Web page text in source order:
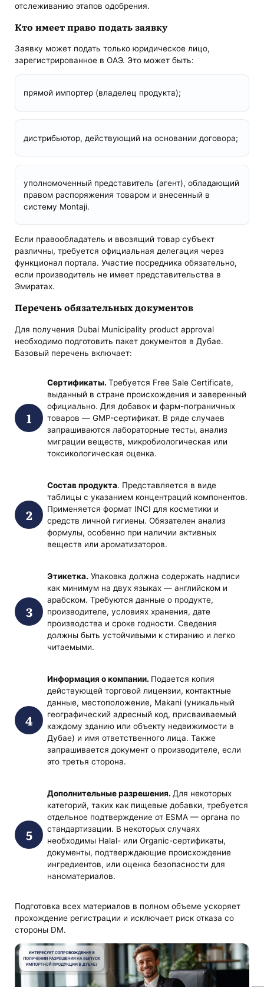
отслеживанию этапов одобрения.
Кто имеет право подать заявку
Заявку может подать только юридическое лицо,
зарегистрированное в ОАЭ. Это может быть:
прямой импортер (владелец продукта);
дистрибьютор, действующий на основании договора;
уполномоченный представитель (агент), обладающий
правом распоряжения товаром и внесенный в
систему Montaji.
Если правообладатель и ввозящий товар субъект
различны, требуется официальная делегация через
функционал портала. Участие посредника обязательно,
если производитель не имеет представительства в
Эмиратах.
Перечень обязательных документов
Для получения Dubai Municipality product approval
необходимо подготовить пакет документов в Дубае.
Базовый перечень включает:
Сертификаты. Требуется Free Sale Certificate,
выданный в стране происхождения и заверенный
официально. Для добавок и фарм-пограничных
товаров — GMP-сертификат. В ряде случаев
запрашиваются лабораторные тесты, анализ
миграции веществ, микробиологическая или
токсикологическая оценка.
Состав продукта. Представляется в виде
таблицы с указанием концентраций компонентов.
Применяется формат INCI для косметики и
средств личной гигиены. Обязателен анализ
формулы, особенно при наличии активных
веществ или ароматизаторов.
Этикетка. Упаковка должна содержать надписи
как минимум на двух языках — английском и
арабском. Требуются данные о продукте,
производителе, условиях хранения, дате
производства и сроке годности. Сведения
должны быть устойчивыми к стиранию и легко
читаемыми.
Информация о компании. Подается копия
действующей торговой лицензии, контактные
данные, местоположение, Makani (уникальный
географический адресный код, присваиваемый
каждому зданию или объекту недвижимости в
Дубае) и имя ответственного лица. Также
запрашивается документ о производителе, если
это третья сторона.
Дополнительные разрешения. Для некоторых
категорий, таких как пищевые добавки, требуется
отдельное подтверждение от ESMA — органа по
стандартизации. В некоторых случаях
необходимы Halal- или Organic-сертификаты,
документы, подтверждающие происхождение
ингредиентов, или оценка безопасности для
наноматериалов.
Подготовка всех материалов в полном объеме ускоряет
прохождение регистрации и исключает риск отказа со
стороны DM.